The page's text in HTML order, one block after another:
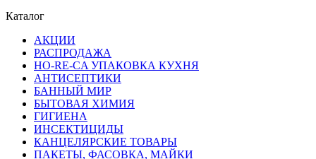
Каталог
АКЦИИ
РАСПРОДАЖА
HO-RE-CA УПАКОВКА КУХНЯ
АНТИСЕПТИКИ
БАННЫЙ МИР
БЫТОВАЯ ХИМИЯ
ГИГИЕНА
ИНСЕКТИЦИДЫ
КАНЦЕЛЯРСКИЕ ТОВАРЫ
ПАКЕТЫ, ФАСОВКА, МАЙКИ